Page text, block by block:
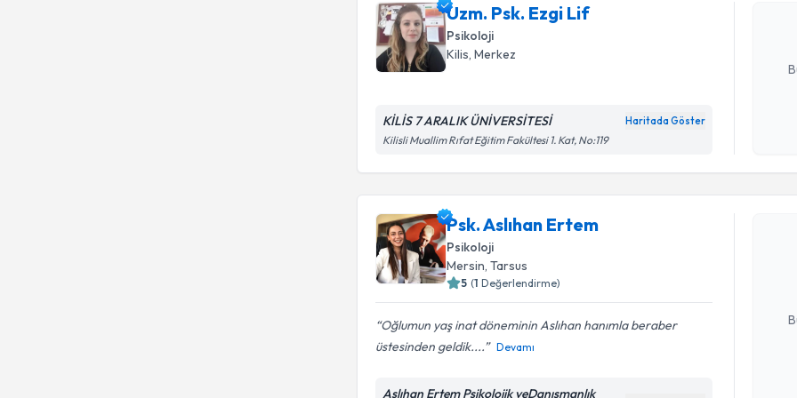
Uzm. Psk. Ezgi Lif
Psikoloji
Kilis , Merkez
KİLİS 7 ARALIK ÜNİVERSİTESİ Haritada Göster
Kilisli Muallim Rıfat Eğitim Fakültesi 1. Kat, No:119
Psk. Aslıhan Ertem
Psikoloji
Mersin , Tarsus
5 (1 Değerlendirme)
Oğlumun yaş inat döneminin Aslıhan hanımla beraber
üstesinden geldik....
Devamı
Aslıhan Ertem Psikolojik veDanışmanlık